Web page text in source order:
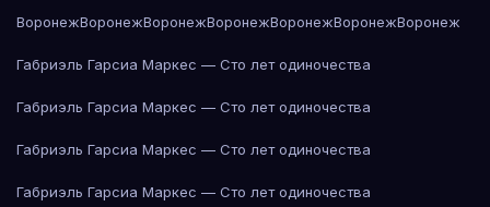
ВоронежВоронежВоронежВоронежВоронежВоронежВоронеж
Габриэль Гарсиа Маркес — Сто лет одиночества
Габриэль Гарсиа Маркес — Сто лет одиночества
Габриэль Гарсиа Маркес — Сто лет одиночества
Габриэль Гарсиа Маркес — Сто лет одиночества